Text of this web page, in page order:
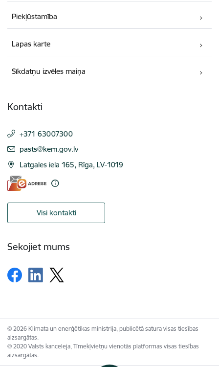
Piekļūstamība
Lapas karte
Sīkdatņu izvēles maiņa
Kontakti
+371 63007300
E-pasts:
pasts@kem.gov.lv
Latgales iela 165, Rīga, LV-1019
Visi kontakti
Sekojiet mums
© 2026 Klimata un enerģētikas ministrija, publicētā satura visas tiesības
aizsargātas.
© 2020 Valsts kanceleja, Tīmekļvietņu vienotās platformas visas tiesības
aizsargātas.